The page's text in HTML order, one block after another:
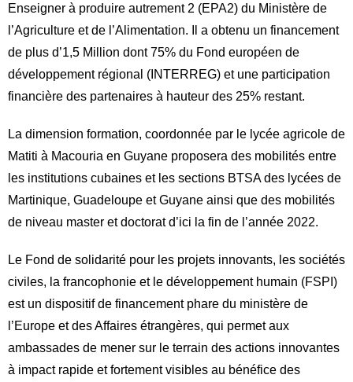
Enseigner à produire autrement 2 (EPA2) du Ministère de
l’Agriculture et de l’Alimentation. Il a obtenu un financement
de plus d’1,5 Million dont 75% du Fond européen de
développement régional (INTERREG) et une participation
financière des partenaires à hauteur des 25% restant.
La dimension formation, coordonnée par le lycée agricole de
Matiti à Macouria en Guyane proposera des mobilités entre
les institutions cubaines et les sections BTSA des lycées de
Martinique, Guadeloupe et Guyane ainsi que des mobilités
de niveau master et doctorat d’ici la fin de l’année 2022.
Le Fond de solidarité pour les projets innovants, les sociétés
civiles, la francophonie et le développement humain (FSPI)
est un dispositif de financement phare du ministère de
l’Europe et des Affaires étrangères, qui permet aux
ambassades de mener sur le terrain des actions innovantes
à impact rapide et fortement visibles au bénéfice des